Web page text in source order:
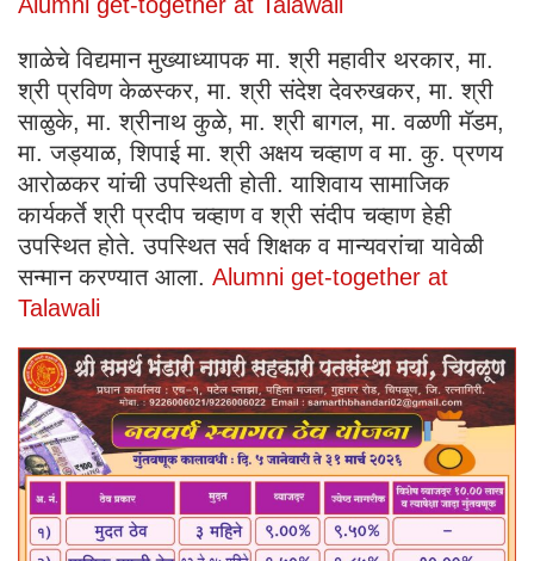
शाळेचे विद्यमान मुख्याध्यापक मा. श्री महावीर थरकार, मा.
श्री प्रविण केळस्कर, मा. श्री संदेश देवरुखकर, मा. श्री
साळुके, मा. श्रीनाथ कुळे, मा. श्री बागल, मा. वळणी मॅडम,
मा. जड्याळ, शिपाई मा. श्री अक्षय चव्हाण व मा. कु. प्रणय
आरोळकर यांची उपस्थिती होती. याशिवाय सामाजिक
कार्यकर्ते श्री प्रदीप चव्हाण व श्री संदीप चव्हाण हेही
उपस्थित होते. उपस्थित सर्व शिक्षक व मान्यवरांचा यावेळी
सन्मान करण्यात आला. Alumni get-together at
Talawali